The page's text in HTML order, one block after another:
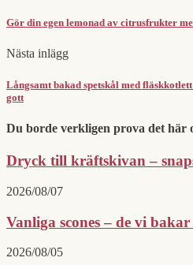
Gör din egen lemonad av citrusfrukter
Nästa inlägg
Långsamt bakad spetskål med
gott
Du borde verkligen prova det här
Dryck till kräftskivan –
2026/08/07
Vanliga scones – de vi
2026/08/05